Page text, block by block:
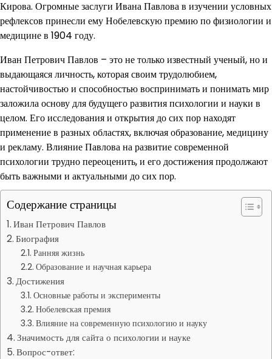
Кирова. Огромные заслуги Ивана Павлова в изучении условных
рефлексов принесли ему Нобелевскую премию по физиологии и
медицине в 1904 году.
Иван Петрович Павлов – это не только известный ученый, но и
выдающаяся личность, которая своим трудолюбием,
настойчивостью и способностью воспринимать и понимать мир
заложила основу для будущего развития психологии и науки в
целом. Его исследования и открытия до сих пор находят
применение в разных областях, включая образование, медицину
и рекламу. Влияние Павлова на развитие современной
психологии трудно переоценить, и его достижения продолжают
быть важными и актуальными до сих пор.
Содержание страницы
Иван Петрович Павлов
Биография
Ранняя жизнь
Образование и научная карьера
Достижения
Основные работы и эксперименты
Нобелевская премия
Влияние на современную психологию и науку
Значимость для сайта о психологии и науке
Вопрос-ответ: